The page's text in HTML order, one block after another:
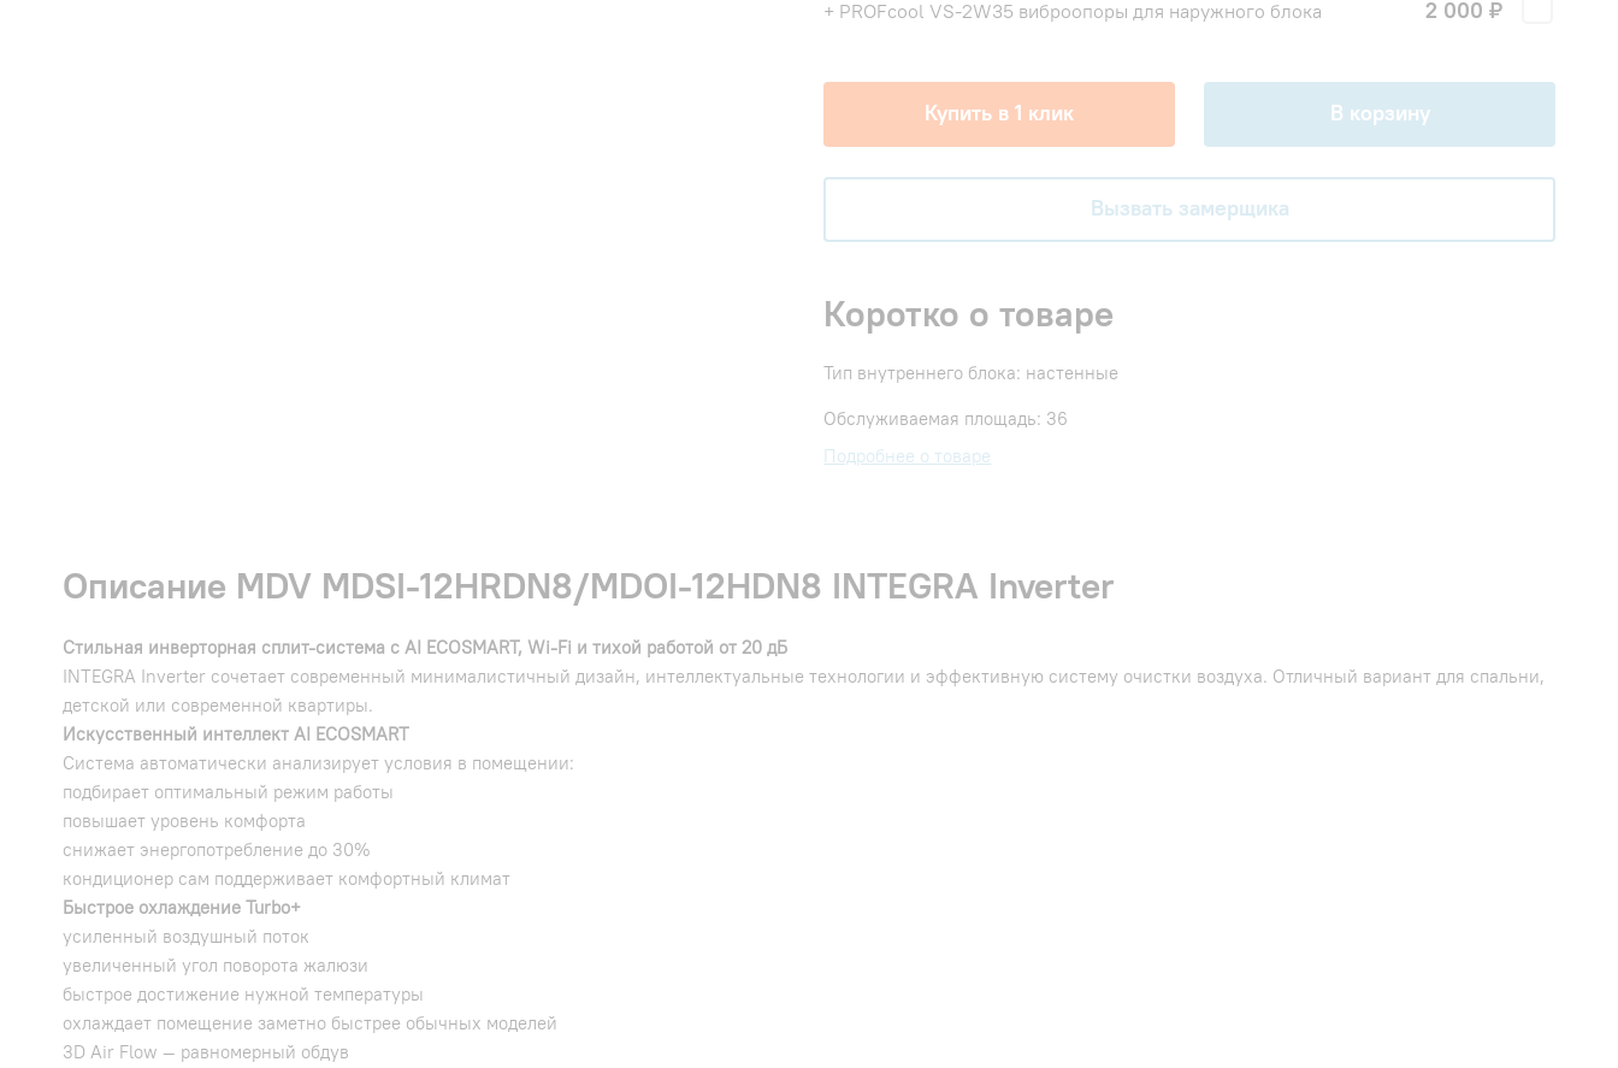
+ PROFcool VS-2W35 виброопоры для наружного блока 2 000 ₽
Купить в 1 клик В корзину
Вызвать замерщика
Коротко о товаре
Тип внутреннего блока: настенные
Обслуживаемая площадь: 36
Подробнее о товаре
Описание MDV MDSI-12HRDN8/MDOI-12HDN8 INTEGRA Inverter
Стильная инверторная сплит-система с AI ECOSMART, Wi-Fi и тихой работой от 20 дБ
INTEGRA Inverter сочетает современный минималистичный дизайн, интеллектуальные технологии и эффективную систему очистки воздуха. Отличный вариант для спальни,
детской или современной квартиры.
Искусственный интеллект AI ECOSMART
Система автоматически анализирует условия в помещении:
подбирает оптимальный режим работы
повышает уровень комфорта
снижает энергопотребление до 30%
кондиционер сам поддерживает комфортный климат
Быстрое охлаждение Turbo+
усиленный воздушный поток
увеличенный угол поворота жалюзи
быстрое достижение нужной температуры
охлаждает помещение заметно быстрее обычных моделей
3D Air Flow — равномерный обдув